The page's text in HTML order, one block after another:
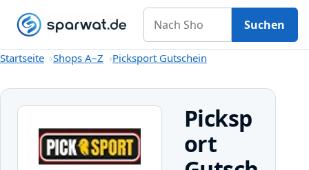
Startseite
GutscheineShops A–Z KategorienMagazin
Nach Shop suchen
Suchen
Startseite Shops A–Z Picksport Gutschein
Picksp
ort